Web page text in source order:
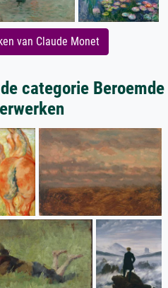
van Claude Monet
categorie Beroemde